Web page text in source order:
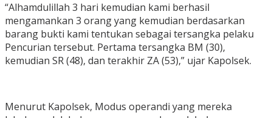
“Alhamdulillah 3 hari kemudian kami berhasil
mengamankan 3 orang yang kemudian berdasarkan
barang bukti kami tentukan sebagai tersangka pelaku
Pencurian tersebut. Pertama tersangka BM (30),
kemudian SR (48), dan terakhir ZA (53),” ujar Kapolsek.
Menurut Kapolsek, Modus operandi yang mereka